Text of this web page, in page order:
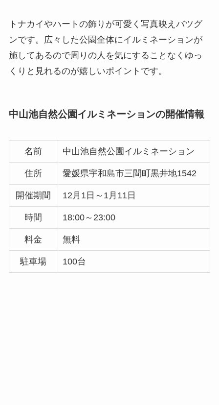
トナカイやハートの飾りが可愛く写真映えバツグ
ンです。広々した公園全体にイルミネーションが
施してあるので周りの人を気にすることなくゆっ
くりと見れるのが嬉しいポイントです。
中山池自然公園イルミネーションの開催情報
名前 中山池自然公園イルミネーション
住所 愛媛県宇和島市三間町黒井地1542
開催期間 12月1日～1月11日
時間 18:00～23:00
料金 無料
駐車場 100台